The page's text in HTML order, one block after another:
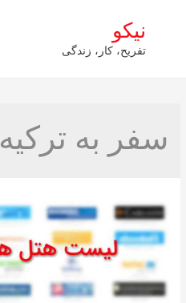
نیکو
تفریح، کار، زندگی
سفر به ترکیه